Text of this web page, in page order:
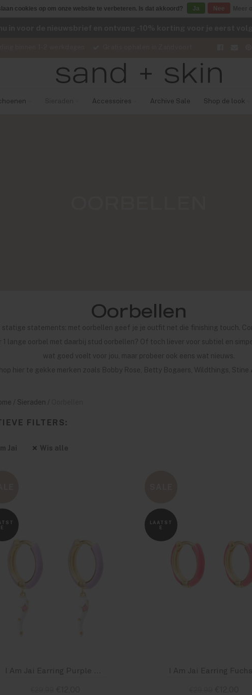
Accessoires Archive Sale Shop de look
Oorbellen
statige statements: met oorbellen geef je je outfit net die finishing touch.
1 lange oorbel met daarbij stud oorbellen? Of toch liever voor subtiel en
wat goed voelt voor jou, maar probeer ook eens wat nieuws.
hier te gekke merken zoals Bobby Rose, Betty Bogaers, Wildthings, Stine
Sieraden
FILTERS:
Jai Wis alle
E
LAATST
E
I Am Jai Earring
cookies op om onze website te verbeteren. Is dat akkoord? Ja Nee